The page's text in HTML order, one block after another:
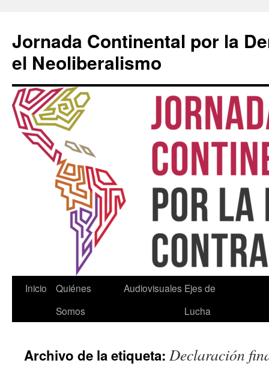
contenido
Jornada Continental por la
el Neoliberalismo
Inicio
Quiénes
Somos
Audiovisuales Ejes de
Lucha
Archivo de la etiqueta: Declaración